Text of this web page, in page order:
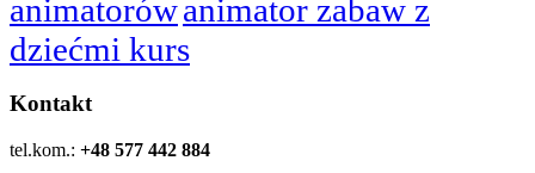
animatorówanimator zabaw z
dziećmi kurs
Kontakt
tel.kom.: +48 577 442 884